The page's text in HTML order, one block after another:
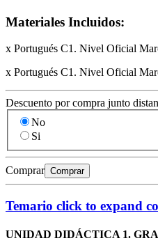
Materiales Incluidos:
x Portugués C1. Nivel Oficial
x Portugués C1. Nivel Oficial
Descuento por compra junto
No
Si
Comprar Comprar
Temario click to expand
UNIDAD DIDÁCTICA 1.